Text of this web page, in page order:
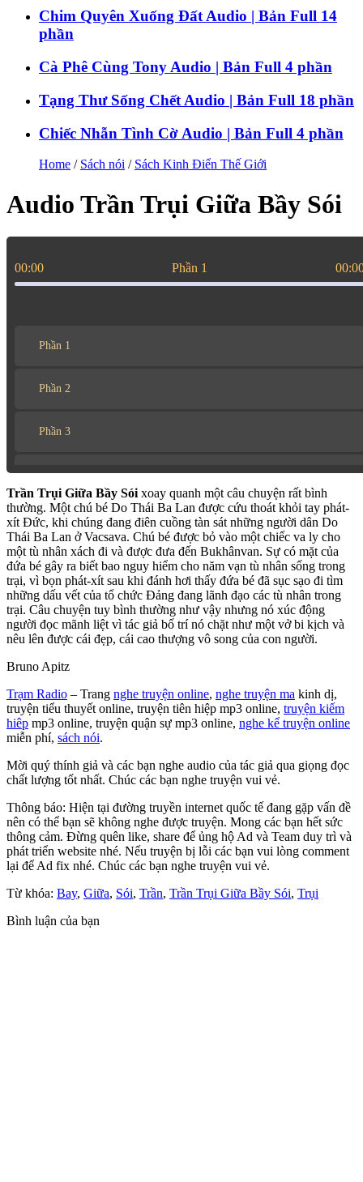
Chim Quyên Xuống Đất Audio | Bản Full 14
phần
Cà Phê Cùng Tony Audio | Bản Full 4 phần
Tạng Thư Sống Chết Audio | Bản Full 18 phần
Chiếc Nhẫn Tình Cờ Audio | Bản Full 4 phần
Home / Sách nói / Sách Kinh Điển Thế Giới
Audio Trần Trụi Giữa Bầy Sói
00:00 Phần 1
Phần 1
Phần 2
Phần 3
Phần 4
Phần 5
Phần 6
Phần 7
Phần 8
Phần 9
Phần 10
Phần 11
Phần 12
Phần 13
Phần 14
Trần Trụi Giữa Bầy Sói xoay quanh một câu chuyện rất bình
thường. Một chú bé Do Thái Ba Lan được cứu thoát khỏi tay phát-
xít Đức, khi chúng đang điên cuồng tàn sát những người dân Do
Thái Ba Lan ở Vacsava. Chú bé được bỏ vào một chiếc va ly cho
một tù nhân xách đi và được đưa đến Bukhânvan. Sự có mặt của
đứa bé gây ra biết bao nguy hiểm cho năm vạn tù nhân sống trong
trại, vì bọn phát-xít sau khi đánh hơi thấy đứa bé đã sục sạo đi tìm
những dấu vết của tổ chức Đảng đang lãnh đạo các tù nhân trong
trại. Câu chuyện tuy bình thường như vậy nhưng nó xúc động
người đọc mãnh liệt vì tác giả bố trí nó chặt như một vở bi kịch và
nêu lên được cái đẹp, cái cao thượng vô song của con người.
Bruno Apitz
Trạm Radio – Trang nghe truyện online, nghe truyện ma kinh dị,
truyện tiểu thuyết online, truyện tiên hiệp mp3 online, truyện kiếm
hiêp mp3 online, truyện quận sự mp3 online, nghe kể truyện online
miễn phí, sách nói.
Mời quý thính giả và các bạn nghe audio của tác giả qua giọng đọc
chất lượng tốt nhất. Chúc các bạn nghe truyện vui vẻ.
Thông báo: Hiện tại đường truyền internet quốc tế đang gặp vấn đề
nên có thể bạn sẽ không nghe được truyện. Mong các bạn hết sức
thông cảm. Đừng quên like, share để ủng hộ Ad và Team duy trì và
phát triển website nhé. Nếu truyện bị lỗi các bạn vui lòng comment
lại để Ad fix nhé. Chúc các bạn nghe truyện vui vẻ.
Từ khóa: Bay, Giữa, Sói, Trần, Trần Trụi Giữa Bầy Sói, Trụi
Bình luận của bạn